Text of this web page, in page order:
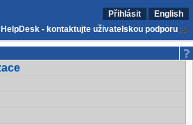
Přihlásit
English
HelpDesk - kontaktujte uživatelskou podporu